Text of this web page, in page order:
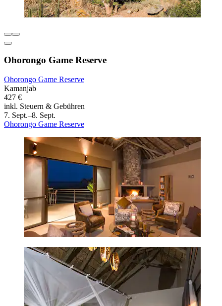
Ohorongo Game Reserve
Ohorongo Game Reserve
Kamanjab
427 €
inkl. Steuern & Gebühren
7. Sept.–8. Sept.
Ohorongo Game Reserve